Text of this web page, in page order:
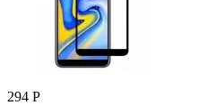
294 Р